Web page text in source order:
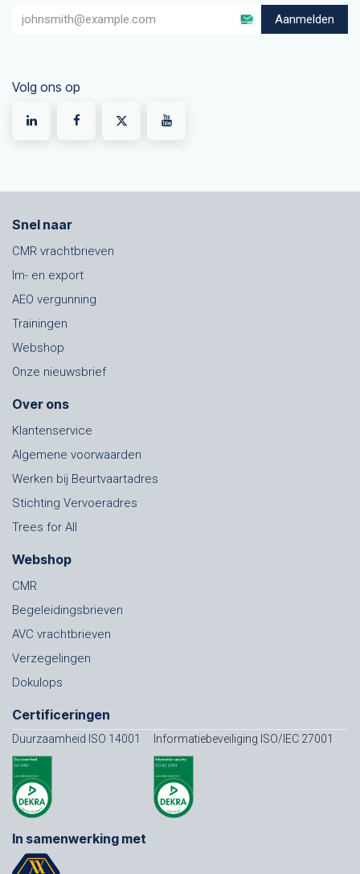
Aanmelden
Volg ons op
Snel naar
CMR vrachtbrieven
Im- en export
AEO vergunning
Trainingen
Webshop
Onze nieuwsbrief
Over ons
Klantenservice
Algemene voorwaarden
Werken bij Beurtvaartadres
Stichting Vervoeradres
Trees for All
Webshop
CMR
Begeleidingsbrieven
AVC vrachtbrieven
Verzegelingen
Dokulops
Certificeringen
Duurzaamheid ISO 14001 Informatiebeveiliging ISO/IEC 27001
In samenwerking met